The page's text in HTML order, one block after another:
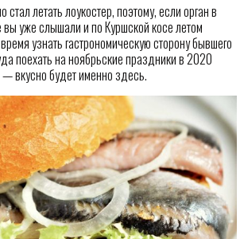
летать лоукостер, поэтому, если орган в
уже слышали и по Куршской косе летом
узнать гастрономическую сторону бывшего
поехать на ноябрьские праздники в 2020
вкусно будет именно здесь.